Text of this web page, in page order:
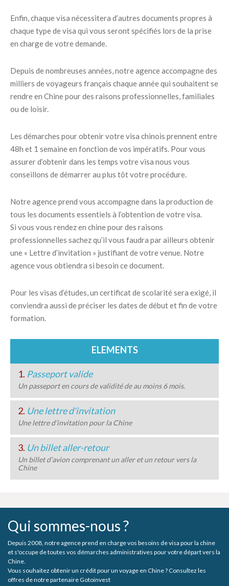
Enfin, chaque visa nécessitera d’autres documents propres à
chaque type de visa qui vous seront spécifiés lors de la prise
en charge de votre demande.
Depuis de nombreuses années, notre agence accompagne des
milliers de voyageurs français chaque année qui souhaitent se
rendre en Chine pour des raisons professionnelles, familiales
ou de loisir.
Les démarches pour obtenir votre visa chinois prennent entre
48h et 1 semaine en fonction de vos impératifs. Pour vous
assurer d’obtenir dans les temps votre visa nous vous
conseillons de démarrer au plus tôt votre procédure.
Notre agence prend vous accompagne dans la production de
tous les documents essentiels à l’obtention de votre visa.
Si vous vous rendez en chine pour des raisons
professionnelles sachez qu’il vous faudra par ailleurs obtenir
une « Lettre d’invitation » justifiant de votre venue. Notre
agence vous obtiendra si besoin ce document.
Pour les visas d’études, un certificat de scolarité sera exigé, il
conviendra aussi de préciser les dates de début et fin de votre
formation.
ELEMENTS
1. Passeport valide
Un passeport en cours de validité de au moins 6 mois.
2. Une lettre d'invitation
Une lettre d’invitation pour la Chine
3. Un billet aller-retour
Un billet d’avion comprenant un aller et un retour vers la
Chine
Qui sommes-nous ?
Depuis 2008, notre agence prend en charge vos besoins de visa pour la chine
et s'occupe de toutes vos démarches administratives pour votre départ vers la
Chine.
Vous souhaitez obtenir un crédit pour un voyage en Chine ? Consultez les
offres de notre partenaire Gotoinvest